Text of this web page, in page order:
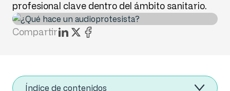
profesional clave dentro del ámbito sanitario.
Compartir
Índice de contenidos